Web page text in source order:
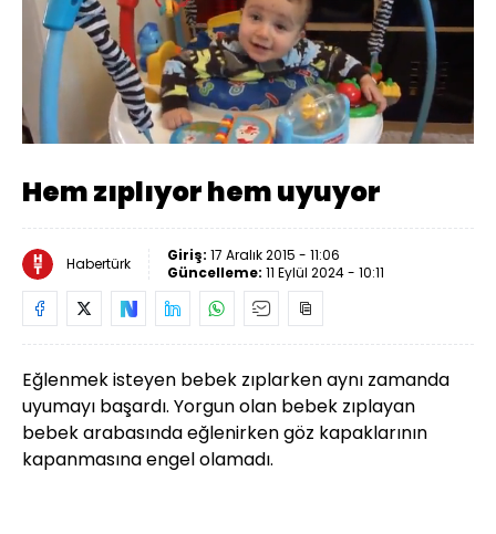
Sesi
Aç
Yüklendi:
58.68%
Oynatma
Hızı
Hem zıplıyor hem uyuyor
Habertürk Giriş: 17 Aralık 2015 - 11:06
Güncelleme: 11 Eylül 2024 - 10:11
Eğlenmek isteyen bebek zıplarken aynı zamanda
uyumayı başardı. Yorgun olan bebek zıplayan
bebek arabasında eğlenirken göz kapaklarının
kapanmasına engel olamadı.